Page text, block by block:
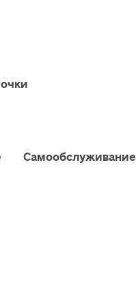
Самообслуживание